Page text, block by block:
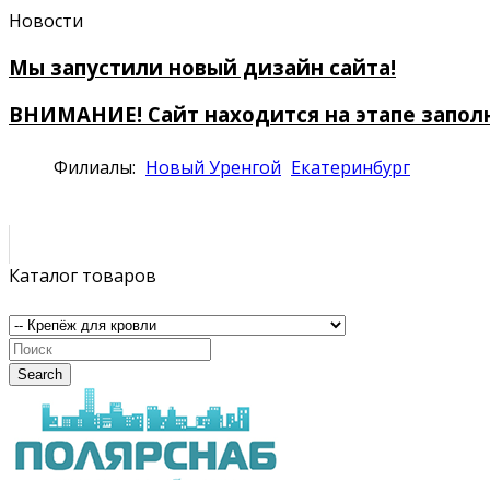
Новости
Мы запустили новый дизайн сайта!
ВНИМАНИЕ! Сайт находится на этапе
Филиалы: Новый Уренгой Екатеринбург
Каталог товаров
Search